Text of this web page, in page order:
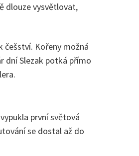
dlouze vysvětlovat,
češství. Kořeny možná
dní Slezak potká přímo
první světová
se dostal až do